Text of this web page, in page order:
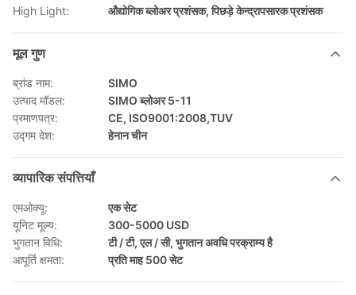
High Light:
औद्योगिक ब्लोअर प्रशंसक,पिछड़े केन्द्रापसारक प्रशंसक
मूल गुण
ब्रांड नाम:
SIMO
उत्पाद मॉडल:
SIMO ब्लोअर 5-11
प्रमाणपत्र:
CE, ISO9001:2008,TUV
उद्गम देश:
हेनान चीन
व्यापारिक संपत्तियाँ
एमओक्यू:
एक सेट
यूनिट मूल्य:
300-5000 USD
भुगतान विधि:
टी / टी, एल / सी, भुगतान अवधि परक्राम्य है
आपूर्ति क्षमता:
प्रति माह 500 सेट